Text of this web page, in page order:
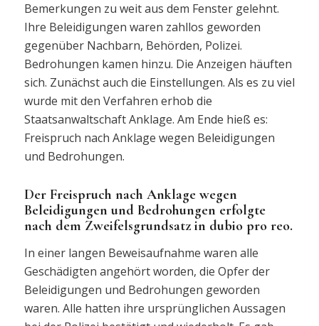
Bemerkungen zu weit aus dem Fenster gelehnt.
Ihre Beleidigungen waren zahllos geworden
gegenüber Nachbarn, Behörden, Polizei.
Bedrohungen kamen hinzu. Die Anzeigen häuften
sich. Zunächst auch die Einstellungen. Als es zu viel
wurde mit den Verfahren erhob die
Staatsanwaltschaft Anklage. Am Ende hieß es:
Freispruch nach Anklage wegen Beleidigungen
und Bedrohungen.
Der Freispruch nach Anklage wegen
Beleidigungen und Bedrohungen erfolgte
nach dem Zweifelsgrundsatz in dubio pro reo.
In einer langen Beweisaufnahme waren alle
Geschädigten angehört worden, die Opfer der
Beleidigungen und Bedrohungen geworden
waren. Alle hatten ihre ursprünglichen Aussagen